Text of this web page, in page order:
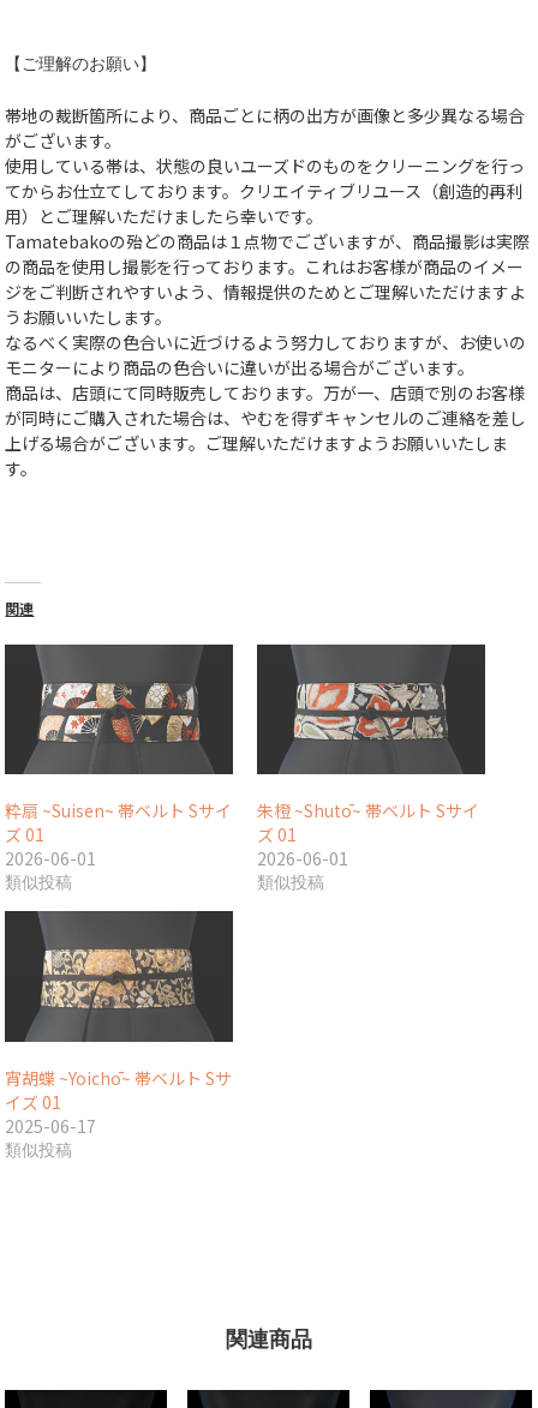
【ご理解のお願い】
帯地の裁断箇所により、商品ごとに柄の出方が画像と多少異なる場合
がございます。
使用している帯は、状態の良いユーズドのものをクリーニングを行っ
てからお仕立てしております。クリエイティブリユース（創造的再利
用）とご理解いただけましたら幸いです。
Tamatebakoの殆どの商品は１点物でございますが、商品撮影は実際
の商品を使用し撮影を行っております。これはお客様が商品のイメー
ジをご判断されやすいよう、情報提供のためとご理解いただけますよ
うお願いいたします。
なるべく実際の色合いに近づけるよう努力しておりますが、お使いの
モニターにより商品の色合いに違いが出る場合がございます。
商品は、店頭にて同時販売しております。万が一、店頭で別のお客様
が同時にご購入された場合は、やむを得ずキャンセルのご連絡を差し
上げる場合がございます。ご理解いただけますようお願いいたしま
す。
関連
粋扇 ~Suisen~ 帯ベルト Sサイ
ズ 01
2026-06-01
類似投稿
朱橙 ~Shutō~ 帯ベルト Sサイ
ズ 01
2026-06-01
類似投稿
宵胡蝶 ~Yoichō~ 帯ベルト Sサ
イズ 01
2025-06-17
類似投稿
関連商品